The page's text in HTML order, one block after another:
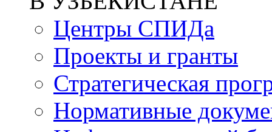
Центры СПИДа
Проекты и гранты
Стратегическая
Нормативные